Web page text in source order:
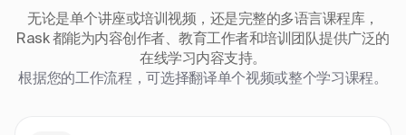
无论是单个讲座或培训视频，还是完整的多语言课程库，
Rask 都能为内容创作者、教育工作者和培训团队提供广泛的
在线学习内容支持。
根据您的工作流程，可选择翻译单个视频或整个学习课程。